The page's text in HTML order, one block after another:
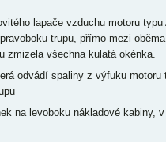
lapače vzduchu motoru typu
trupu, přímo mezi
zmizela všechna kulatá okénka.
odvádí spaliny z výfuku motoru
na levoboku nákladové kabiny,